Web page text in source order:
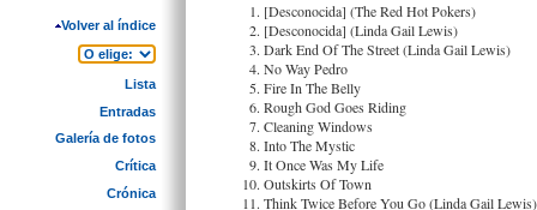
Volver al índice
Lista
Entradas
Galería de fotos
Crítica
Crónica
[Desconocida] (The Red Hot Pokers)
[Desconocida] (Linda Gail Lewis)
Dark End Of The Street (Linda Gail Lewis)
No Way Pedro
Fire In The Belly
Rough God Goes Riding
Cleaning Windows
Into The Mystic
It Once Was My Life
Outskirts Of Town
Think Twice Before You Go (Linda Gail Lewis)